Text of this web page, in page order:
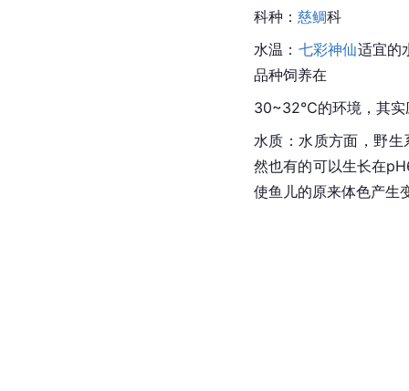
科种： 慈鲷科
水温： 七彩神仙适宜
品种饲养在
30~32℃的环境，其实
水质：水质方面，野
然也有的可以生长在
使鱼儿的原来体色产生